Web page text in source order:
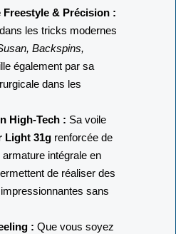
Freestyle & Précision :
les tricks modernes
Backspins,
également par sa
dans les
High-Tech : Sa voile
Light 31grenforcée de
intégrale en
de réaliser des
sans
: Que vous soyez